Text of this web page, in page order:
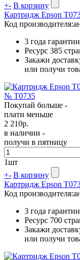
+- В корзину
Картридж Epson
Код производителя:
3 года гарантии
Ресурс 385
Закажи
или получи
Покупай больше -
плати меньше
2 210р.
в наличии -
получи в пятницу
1шт
+- В корзину
Картридж Epson
Код производителя:
3 года гарантии
Ресурс 700
Закажи
или получи